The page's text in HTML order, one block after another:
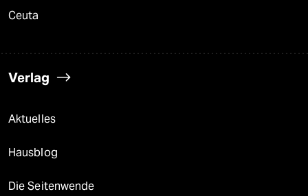
Ceuta
Verlag
Aktuelles
Hausblog
Die Seitenwende